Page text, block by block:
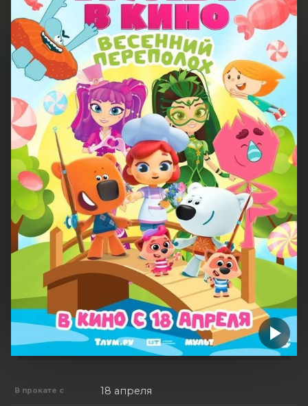
В прокате с 18 апреля